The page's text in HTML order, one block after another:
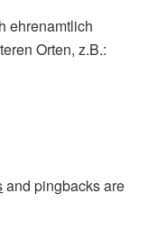
ehrenamtlich
Orten, z.B.:
and pingbacks are